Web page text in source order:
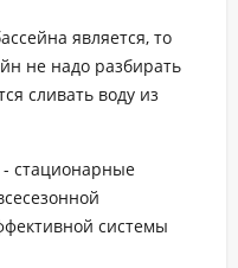
является, то
не надо разбирать
сливать воду из
стационарные
системы